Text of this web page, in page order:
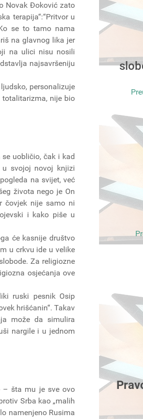
Novak Đoković zato
terapija“:“Pritvor u
se to tamo nama
na glavnog lika jer
na ulici nisu nosili
najsavršeniju
personalizuje
nije bio
uobličio, čak i kad
svojoj novoj knjizi
na svijet, već
života nego je On
čovjek nije samo ni
i kako piše u
će kasnije društvo
u crkvu ide u velike
Za religiozne
osjećanja ove
ruski pesnik Osip
hrišćanin“. Takav
može da simulira
nargile i u jednom
– šta mu je sve ovo
Srba kao „malih
namenjeno Rusima